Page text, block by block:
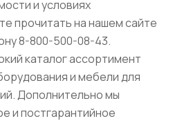
и условиях
прочитать на нашем сайте
8-800-500-08-43.
каталог ассортимент
и мебели для
Дополнительно мы
и постгарантийное